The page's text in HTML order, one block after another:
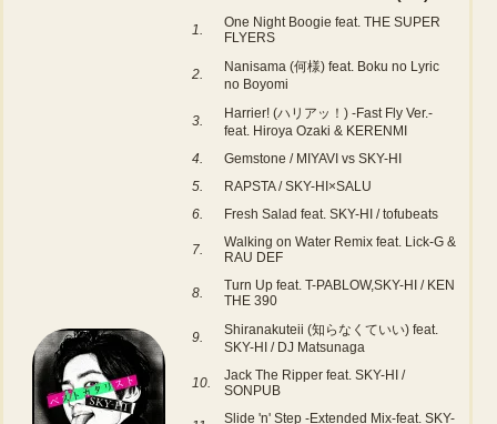
1.
One Night Boogie feat. THE SUPER
FLYERS
2.
Nanisama (何様) feat. Boku no Lyric
no Boyomi
3.
Harrier! (ハリアッ！) -Fast Fly Ver.-
feat. Hiroya Ozaki & KERENMI
4.
Gemstone / MIYAVI vs SKY-HI
5.
RAPSTA / SKY-HI×SALU
6.
Fresh Salad feat. SKY-HI / tofubeats
7.
Walking on Water Remix feat. Lick-G &
RAU DEF
8.
Turn Up feat. T-PABLOW,SKY-HI / KEN
THE 390
9.
Shiranakuteii (知らなくていい) feat.
SKY-HI / DJ Matsunaga
10.
Jack The Ripper feat. SKY-HI /
SONPUB
Slide 'n' Step -Extended Mix-feat. SKY-